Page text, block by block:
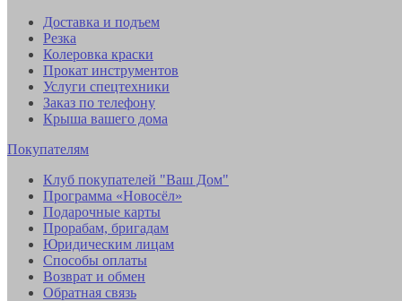
Доставка и подъем
Резка
Колеровка краски
Прокат инструментов
Услуги спецтехники
Заказ по телефону
Крыша вашего дома
Покупателям
Клуб покупателей "Ваш Дом"
Программа «Новосёл»
Подарочные карты
Прорабам, бригадам
Юридическим лицам
Способы оплаты
Возврат и обмен
Обратная связь